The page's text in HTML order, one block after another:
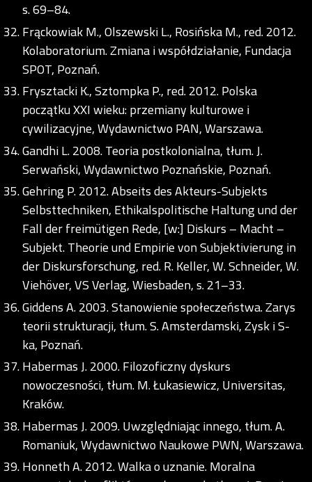
s. 69–84.
Frąckowiak M., Olszewski L., Rosińska M., red. 2012.
Kolaboratorium. Zmiana i współdziałanie, Fundacja
SPOT, Poznań.
Frysztacki K., Sztompka P., red. 2012. Polska
początku XXI wieku: przemiany kulturowe i
cywilizacyjne, Wydawnictwo PAN, Warszawa.
Gandhi L. 2008. Teoria postkolonialna, tłum. J.
Serwański, Wydawnictwo Poznańskie, Poznań.
Gehring P. 2012. Abseits des Akteurs-Subjekts
Selbsttechniken, Ethikalspolitische Haltung und der
Fall der freimütigen Rede, [w:] Diskurs – Macht –
Subjekt. Theorie und Empirie von Subjektivierung in
der Diskursforschung, red. R. Keller, W. Schneider, W.
Viehöver, VS Verlag, Wiesbaden, s. 21–33.
Giddens A. 2003. Stanowienie społeczeństwa. Zarys
teorii strukturacji, tłum. S. Amsterdamski, Zysk i S-
ka, Poznań.
Habermas J. 2000. Filozoficzny dyskurs
nowoczesności, tłum. M. Łukasiewicz, Universitas,
Kraków.
Habermas J. 2009. Uwzględniając innego, tłum. A.
Romaniuk, Wydawnictwo Naukowe PWN, Warszawa.
Honneth A. 2012. Walka o uznanie. Moralna